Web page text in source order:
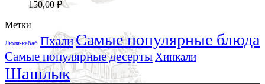
150,00 ₽
Метки
Люля-кебаб ПхалиСамые популярные блюда
Самые популярные десертыХинкали
Шашлык